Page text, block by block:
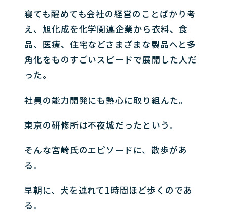
寝ても醒めても会社の経営のことばかり考
え、旭化成を化学関連企業から衣料、食
品、医療、住宅などさまざまな製品へと多
角化をものすごいスピードで展開した人だ
った。
社員の能力開発にも熱心に取り組んた。
東京の研修所は不夜城だったという。
そんな宮崎氏のエピソードに、散歩があ
る。
早朝に、犬を連れて1時間ほど歩くのであ
る。